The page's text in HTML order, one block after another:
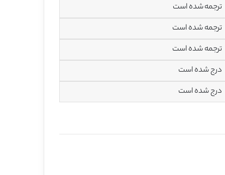
ترجمه شده است
ترجمه شده است
ترجمه شده است
درج شده است
درج شده است